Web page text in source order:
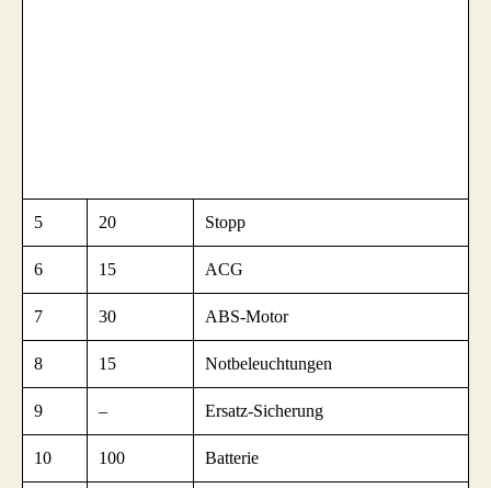
5 20 Stopp
6 15 ACG
7 30 ABS-Motor
8 15 Notbeleuchtungen
9 – Ersatz-Sicherung
10 100 Batterie